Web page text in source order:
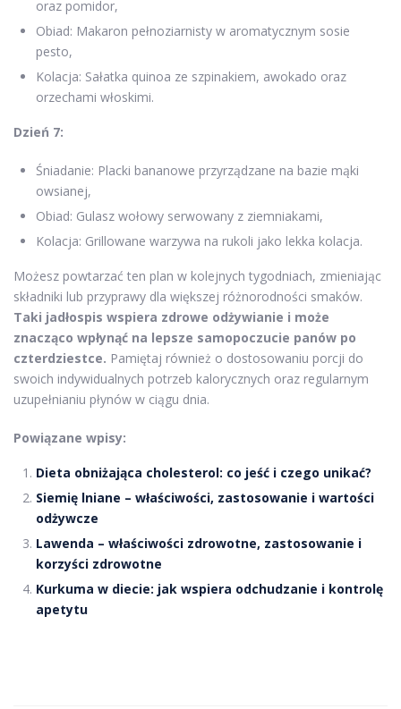
oraz pomidor,
Obiad: Makaron pełnoziarnisty w aromatycznym sosie
pesto,
Kolacja: Sałatka quinoa ze szpinakiem, awokado oraz
orzechami włoskimi.
Dzień 7:
Śniadanie: Placki bananowe przyrządzane na bazie mąki
owsianej,
Obiad: Gulasz wołowy serwowany z ziemniakami,
Kolacja: Grillowane warzywa na rukoli jako lekka kolacja.
Możesz powtarzać ten plan w kolejnych tygodniach, zmieniając
składniki lub przyprawy dla większej różnorodności smaków.
Taki jadłospis wspiera zdrowe odżywianie i może
znacząco wpłynąć na lepsze samopoczucie panów po
czterdziestce. Pamiętaj również o dostosowaniu porcji do
swoich indywidualnych potrzeb kalorycznych oraz regularnym
uzupełnianiu płynów w ciągu dnia.
Powiązane wpisy:
Dieta obniżająca cholesterol: co jeść i czego unikać?
Siemię lniane – właściwości, zastosowanie i wartości
odżywcze
Lawenda – właściwości zdrowotne, zastosowanie i
korzyści zdrowotne
Kurkuma w diecie: jak wspiera odchudzanie i kontrolę
apetytu